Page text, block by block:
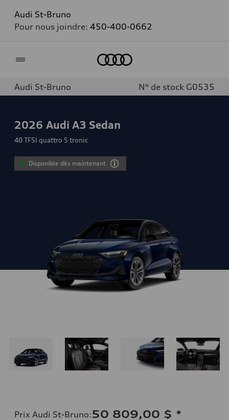
Audi St-Bruno
Pour nous joindre: 450-400-0662
Audi St-Bruno N° de stock G0535
2026 Audi A3 Sedan
40 TFSI quattro S tronic
Disponible dès maintenant
Prix Audi St-Bruno:50 809,00 $ *